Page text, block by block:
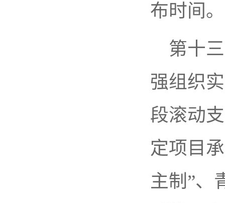
布时间。
第十
强组织
段滚动
定项目
主制”、